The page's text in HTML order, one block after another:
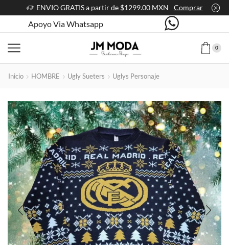
ENVIO GRATIS a partir de $1299.00 MXN Comprar
Apoyo Via Whatsapp
0
Inicio HOMBRE Ugly Sueters Uglys Personaje